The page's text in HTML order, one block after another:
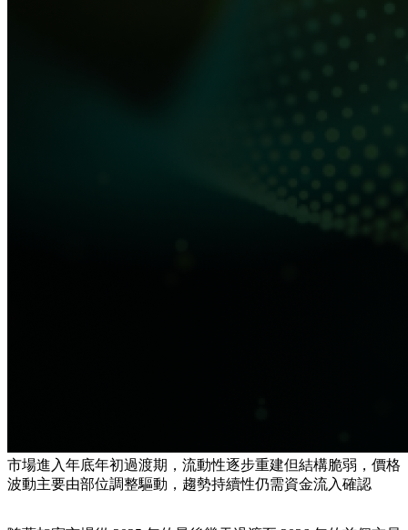
市場進入年底年初過渡期，流動性逐步重建但結構脆弱，價格
波動主要由部位調整驅動，趨勢持續性仍需資金流入確認